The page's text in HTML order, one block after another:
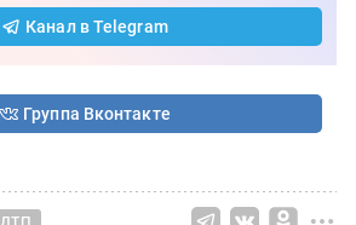
Канал в Telegram
Группа Вконтакте